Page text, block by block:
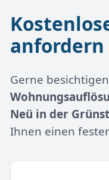
anfordern
Gerne
Neü in der
Ihnen einen